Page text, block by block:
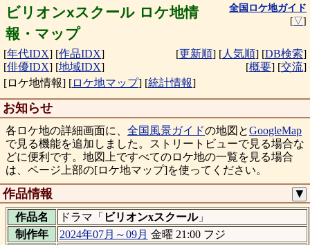
ビリオンxスクール ロケ地情
報・マップ
全国ロケ地ガイド
[▽]
[年代IDX] [作品IDX]
[俳優IDX] [地域IDX]
[更新順] [人気順] [DB検索]
[概要] [交流]
[ロケ地情報] [ロケ地マップ] [統計情報]
お知らせ
各ロケ地の詳細画面に、 全国風景ガイドの地図とGoogleMap
で見る機能を追加しました。ストリートビューで見る場合な
どに便利です。地図上ですべてのロケ地の一覧を見る場合
は、ページ上部の[ロケ地マップ]を使ってください。
作品情報 ▼
作品名 ドラマ「 ビリオンxスクール」
制作年
2024年07月～09月 金曜 21:00 フジ